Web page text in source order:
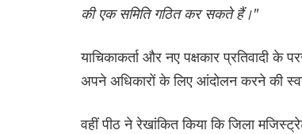
की एक समिति गठित कर सकते हैं।"
याचिकाकर्ता और नए पक्षकार प्रतिवादी के
अपने अधिकारों के लिए आंदोलन करने की
वहीं पीठ ने रेखांकित किया कि जिला